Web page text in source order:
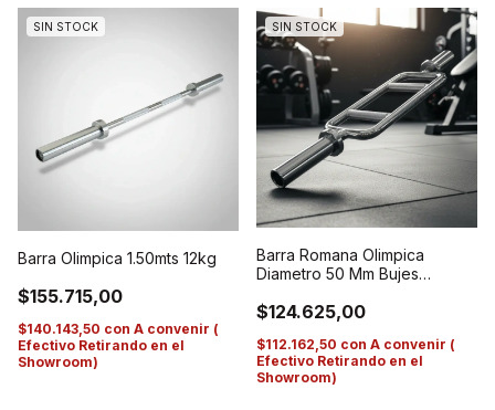
SIN STOCK
Barra Olimpica 1.50mts 12kg
$155.715,00
$140.143,50 con A convenir (
Efectivo Retirando en el
Showroom)
SIN STOCK
Barra Romana Olimpica
Diametro 50 Mm Bujes
$124.625,00
$112.162,50 con A convenir (
Efectivo Retirando en el
Showroom)